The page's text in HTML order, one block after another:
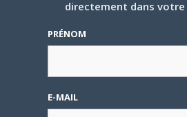
fenêtre)fenêtre)nouvelle
PARLEZ-EN À VOS AMIS !
Twitter
Tumblr Email
A PROPOS DE L'AUTEUR
directement dans
PRÉNOM
E-MAIL